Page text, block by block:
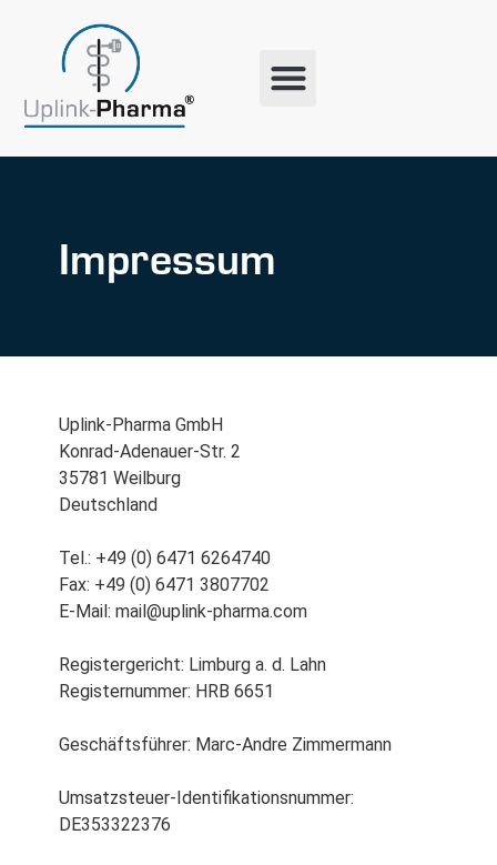
Impressum
Uplink-Pharma GmbH
Konrad-Adenauer-Str. 2
35781 Weilburg
Deutschland
Tel.: +49 (0) 6471 6264740
Fax: +49 (0) 6471 3807702
E-Mail: mail@uplink-pharma.com
Registergericht: Limburg a. d. Lahn
Registernummer: HRB 6651
Geschäftsführer: Marc-Andre Zimmermann
Umsatzsteuer-Identifikationsnummer:
DE353322376